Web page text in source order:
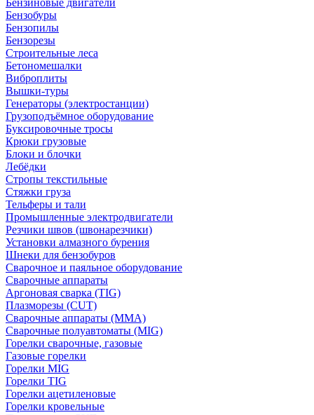
Бензиновые двигатели
Бензобуры
Бензопилы
Бензорезы
Строительные леса
Бетономешалки
Виброплиты
Вышки-туры
Генераторы (электростанции)
Грузоподъёмное оборудование
Буксировочные тросы
Крюки грузовые
Блоки и блочки
Лебёдки
Стропы текстильные
Стяжки груза
Тельферы и тали
Промышленные электродвигатели
Резчики швов (швонарезчики)
Установки алмазного бурения
Шнеки для бензобуров
Сварочное и паяльное оборудование
Сварочные аппараты
Аргоновая сварка (TIG)
Плазморезы (CUT)
Сварочные аппараты (MMA)
Сварочные полуавтоматы (MIG)
Горелки сварочные, газовые
Газовые горелки
Горелки MIG
Горелки TIG
Горелки ацетиленовые
Горелки кровельные